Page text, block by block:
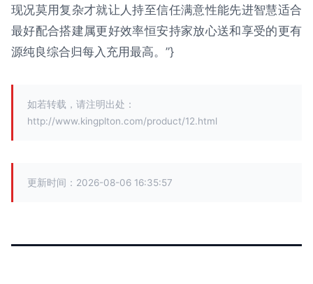
现况莫用复杂才就让人持至信任满意性能先进智慧适合
最好配合搭建属更好效率恒安持家放心送和享受的更有
源纯良综合归每入充用最高。”}
如若转载，请注明出处：
http://www.kingplton.com/product/12.html
更新时间：2026-08-06 16:35:57